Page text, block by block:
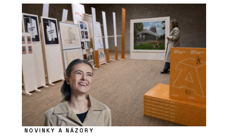
NOVINKY A NÁZORY